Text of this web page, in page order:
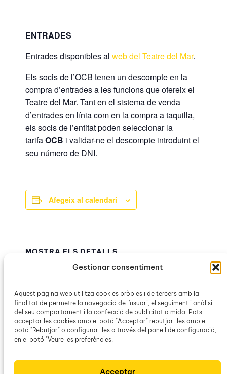
Gestionar consentiment
Aquest pàgina web utilitza cookies pròpies i de tercers amb la
finalitat de permetre la navegació de l'usuari, el seguiment i anàlisi
del seu comportament i la confecció de publicitat a mida. Pots
acceptar les cookies amb el botó "Acceptar" rebutjar-les amb el
botó "Rebutjar" o configurar-les a través del panell de configuració,
en el botó "Veure les preferències.
Acceptar
ENTRADES
Entrades disponibles alweb del Teatre del Mar.
Els socis de l’OCB tenen un descompte en la
compra d’entrades a les funcions que ofereix el
Teatre del Mar. Tant en el sistema de venda
d’entrades en línia com en la compra a taquilla,
els socis de l’entitat poden seleccionar la
tarifaOCB i validar-ne el descompte introduint el
seu número de DNI.
Afegeix al calendari
MOSTRA ELS DETALLS
Finalització:
8 febrer | 20:00h
Categoria d’Esdeveniment:
Teatre del Mar